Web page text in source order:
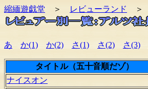
縮緬遊戯堂 ＞ レビューランド ＞
あ か(1) か(2) さ(1) さ(2) さ(3)
タイトル（五十音順だゾ）
ナイスオン